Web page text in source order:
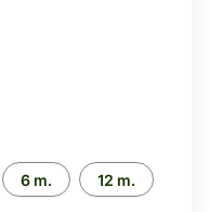
6 m. 12 m.